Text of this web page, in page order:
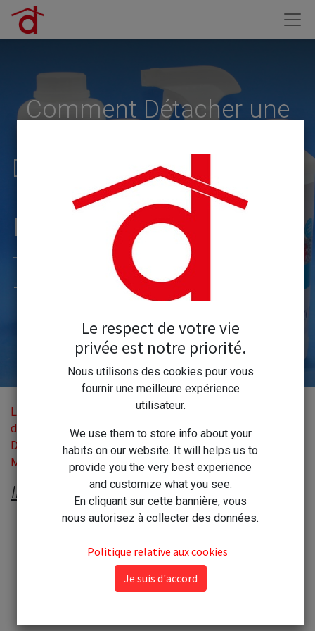
Comment Détacher une
Dégraisser une Cuisine -----
------- La Solution :
Biocime Nettoyant - ---------
------Dégraissant ---------------
- Anciennement Bio Clean
- Bioclean
Le Blog
de la
Droguerie
Moderne
Comment Détacher une Moquette --- Comment Dégraisser une Cuisine ------------ La Solution : Biocime Nettoyant - ---------------Dégraissant ---------------- Anciennement Bio Clean - Bioclean
INEVITABLEMENT, un des produits phare
de la Droguerie Moderne depuis 40 ans
Une formulation Originale
Exclusivement Minérale !!
Le respect de votre vie
privée est notre priorité.
Nous utilisons des cookies pour vous
fournir une meilleure expérience
utilisateur.
We use them to store info about your
habits on our website. It will helps us to
provide you the very best experience
and customize what you see.
En cliquant sur cette bannière, vous
nous autorisez à collecter des données.
Politique relative aux cookies
Je suis d'accord